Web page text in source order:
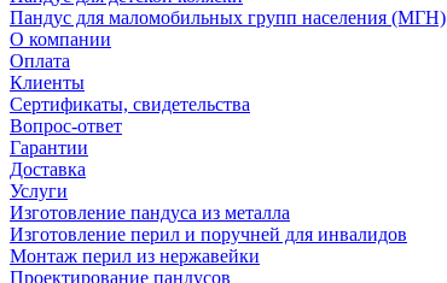
Пандус для маломобильных групп населения (МГН)
О компании
Оплата
Клиенты
Сертификаты, свидетельства
Вопрос-ответ
Гарантии
Доставка
Услуги
Изготовление пандуса из металла
Изготовление перил и поручней для инвалидов
Монтаж перил из нержавейки
Проектирование пандусов